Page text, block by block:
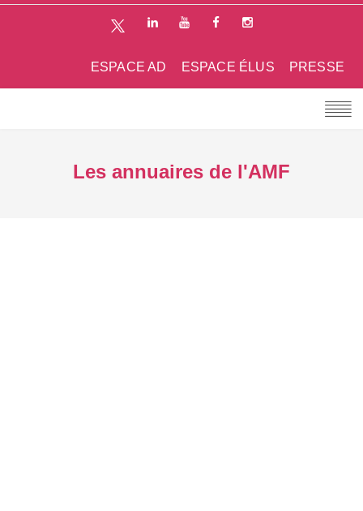
PRESSE
ESPACE ÉLUS
ESPACE AD
Les annuaires de l'AMF